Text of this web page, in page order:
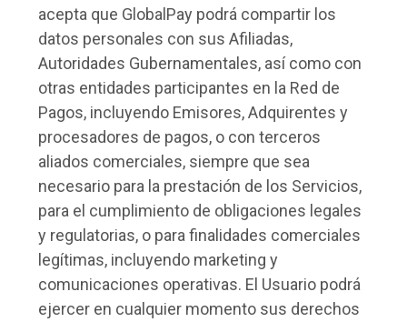
acepta que GlobalPay podrá compartir los
datos personales con sus Afiliadas,
Autoridades Gubernamentales, así como con
otras entidades participantes en la Red de
Pagos, incluyendo Emisores, Adquirentes y
procesadores de pagos, o con terceros
aliados comerciales, siempre que sea
necesario para la prestación de los Servicios,
para el cumplimiento de obligaciones legales
y regulatorias, o para finalidades comerciales
legítimas, incluyendo marketing y
comunicaciones operativas. El Usuario podrá
ejercer en cualquier momento sus derechos